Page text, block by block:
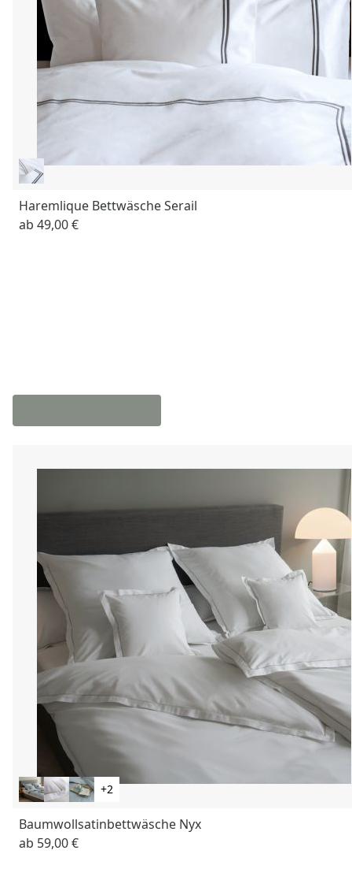
Haremlique Bettwäsche Serail
ab 49,00 €
+2
Baumwollsatinbettwäsche Nyx
ab 59,00 €